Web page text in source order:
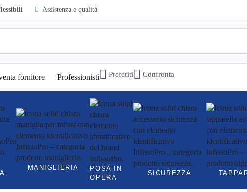
Assistenza e qualità
fornitore Professionisti Preferiti Confronta
MANIGLIERIA
POSA IN
OPERA
SICUREZZA